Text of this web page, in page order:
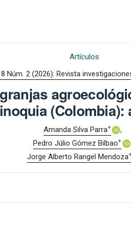
Artículos
Núm. 2 (2026): Revista
Amanda Silva Parra+
Pedro Júlio Gómez Bilbao+
Jorge Alberto Rangel Mendoza